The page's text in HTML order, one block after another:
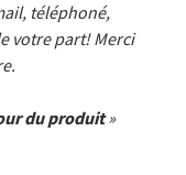
téléphoné,
votre part! Merci
du produit